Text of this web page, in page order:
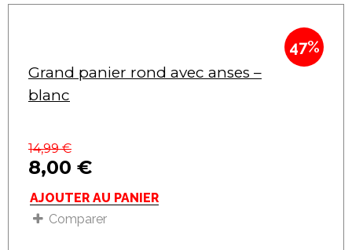
47%
Grand panier rond avec anses –
blanc
14,99€
8,00 €
AJOUTER AU PANIER
Comparer